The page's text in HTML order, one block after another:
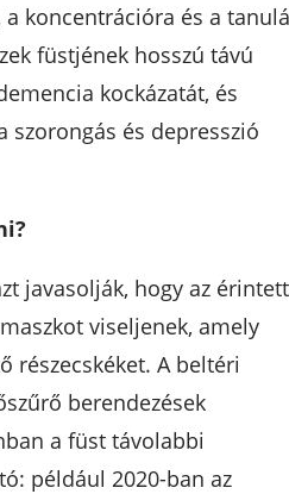
a koncentrációra és a
füstjének hosszú távú
kockázatát, és
szorongás és depresszió
javasolják, hogy az érintett
viseljenek, amely
részecskéket. A beltéri
berendezések
a füst távolabbi
például 2020-ban az